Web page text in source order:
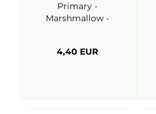
Primary -
Marshmallow -
4,40 EUR